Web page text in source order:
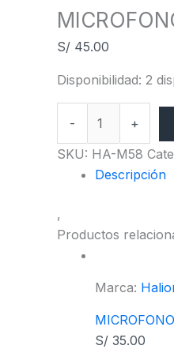
S/ 45.00
Disponibilidad: 2
- +
SKU: HA-M58
Descripción
,
Productos
Marca:
S/ 35.00